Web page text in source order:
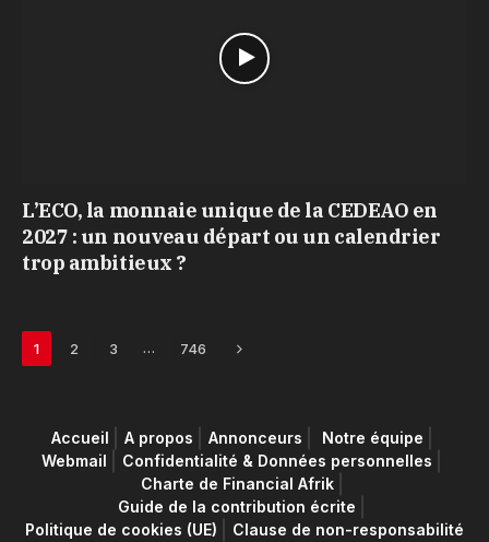
L’ECO, la monnaie unique de la CEDEAO en
2027 : un nouveau départ ou un calendrier
trop ambitieux ?
1 2 3 … 746 Next
Accueil A propos Annonceurs
Notre équipe
Webmail
Confidentialité & Données personnelles
Charte de Financial Afrik
Guide de la contribution écrite
Politique de cookies (UE)
Clause de non-responsabilité